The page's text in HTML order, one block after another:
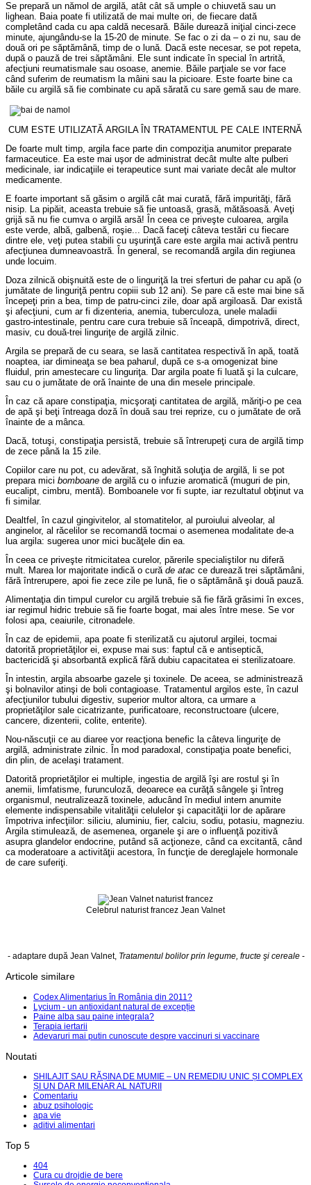
Se prepară un nămol de argilă, atât cât să umple o chiuvetă sau un
lighean. Baia poate fi utilizată de mai multe ori, de fiecare dată
completând cada cu apa caldă necesară. Băile durează iniţial cinci-zece
minute, ajungându-se la 15-20 de minute. Se fac o zi da – o zi nu, sau de
două ori pe săptămână, timp de o lună. Dacă este necesar, se pot repeta,
după o pauză de trei săptămâni. Ele sunt indicate în special în artrită,
afecţiuni reumatismale sau osoase, anemie. Băile parţiale se vor face
când suferim de reumatism la mâini sau la picioare. Este foarte bine ca
băile cu argilă să fie combinate cu apă sărată cu sare gemă sau de mare.
CUM ESTE UTILIZATĂ ARGILA ÎN TRATAMENTUL PE CALE INTERNĂ
De foarte mult timp, argila face parte din compoziţia anumitor preparate
farmaceutice. Ea este mai uşor de administrat decât multe alte pulberi
medicinale, iar indicaţiile ei terapeutice sunt mai variate decât ale multor
medicamente.
E foarte important să găsim o argilă cât mai curată, fără impurităţi, fără
nisip. La pipăit, aceasta trebuie să fie untoasă, grasă, mătăsoasă. Aveţi
grijă să nu fie cumva o argilă arsă! În ceea ce priveşte culoarea, argila
este verde, albă, galbenă, roşie... Dacă faceţi câteva testări cu fiecare
dintre ele, veţi putea stabili cu uşurinţă care este argila mai activă pentru
afecţiunea dumneavoastră. În general, se recomandă argila din regiunea
unde locuim.
Doza zilnică obişnuită este de o linguriţă la trei sferturi de pahar cu apă (o
jumătate de linguriţă pentru copiii sub 12 ani). Se pare că este mai bine să
începeţi prin a bea, timp de patru-cinci zile, doar apă argiloasă. Dar există
şi afecţiuni, cum ar fi dizenteria, anemia, tuberculoza, unele maladii
gastro-intestinale, pentru care cura trebuie să înceapă, dimpotrivă, direct,
masiv, cu două-trei linguriţe de argilă zilnic.
Argila se prepară de cu seara, se lasă cantitatea respectivă în apă, toată
noaptea, iar dimineaţa se bea paharul, după ce s-a omogenizat bine
fluidul, prin amestecare cu linguriţa. Dar argila poate fi luată şi la culcare,
sau cu o jumătate de oră înainte de una din mesele principale.
În caz că apare constipaţia, micşoraţi cantitatea de argilă, măriţi-o pe cea
de apă şi beţi întreaga doză în două sau trei reprize, cu o jumătate de oră
înainte de a mânca.
Dacă, totuşi, constipaţia persistă, trebuie să întrerupeţi cura de argilă timp
de zece până la 15 zile.
Copiilor care nu pot, cu adevărat, să înghită soluţia de argilă, li se pot
prepara mici bomboane de argilă cu o infuzie aromatică (muguri de pin,
eucalipt, cimbru, mentă). Bomboanele vor fi supte, iar rezultatul obţinut va
fi similar.
Dealtfel, în cazul gingivitelor, al stomatitelor, al puroiului alveolar, al
anginelor, al răcelilor se recomandă tocmai o asemenea modalitate de-a
lua argila: sugerea unor mici bucăţele din ea.
În ceea ce priveşte ritmicitatea curelor, părerile specialiştilor nu diferă
mult. Marea lor majoritate indică o cură de atac ce durează trei săptămâni,
fără întrerupere, apoi fie zece zile pe lună, fie o săptămână şi două pauză.
Alimentaţia din timpul curelor cu argilă trebuie să fie fără grăsimi în exces,
iar regimul hidric trebuie să fie foarte bogat, mai ales între mese. Se vor
folosi apa, ceaiurile, citronadele.
În caz de epidemii, apa poate fi sterilizată cu ajutorul argilei, tocmai
datorită proprietăţilor ei, expuse mai sus: faptul că e antiseptică,
bactericidă şi absorbantă explică fără dubiu capacitatea ei sterilizatoare.
În intestin, argila absoarbe gazele şi toxinele. De aceea, se administrează
şi bolnavilor atinşi de boli contagioase. Tratamentul argilos este, în cazul
afecţiunilor tubului digestiv, superior multor altora, ca urmare a
proprietăţilor sale cicatrizante, purificatoare, reconstructoare (ulcere,
cancere, dizenterii, colite, enterite).
Nou-născuţii ce au diaree vor reacţiona benefic la câteva linguriţe de
argilă, administrate zilnic. În mod paradoxal, constipaţia poate benefici,
din plin, de acelaşi tratament.
Datorită proprietăţilor ei multiple, ingestia de argilă îşi are rostul şi în
anemii, limfatisme, furunculoză, deoarece ea curăţă sângele şi întreg
organismul, neutralizează toxinele, aducând în mediul intern anumite
elemente indispensabile vitalităţii celulelor şi capacităţii lor de apărare
împotriva infecţiilor: siliciu, aluminiu, fier, calciu, sodiu, potasiu, magneziu.
Argila stimulează, de asemenea, organele şi are o influenţă pozitivă
asupra glandelor endocrine, putând să acţioneze, când ca excitantă, când
ca moderatoare a activităţii acestora, în funcţie de dereglajele hormonale
de care suferiţi.
Celebrul naturist francez Jean Valnet
- adaptare după Jean Valnet, Tratamentul bolilor prin legume, fructe şi cereale -
Articole similare
Codex Alimentarius în România din 2011?
Lycium - un antioxidant natural de excepție
Paine alba sau paine integrala?
Terapia iertarii
Adevaruri mai putin cunoscute despre vaccinuri si vaccinare
Noutati
SHILAJIT SAU RĂȘINA DE MUMIE – UN REMEDIU UNIC ȘI COMPLEX
ȘI UN DAR MILENAR AL NATURII
Comentariu
abuz psihologic
apa vie
aditivi alimentari
Top 5
404
Cura cu drojdie de bere